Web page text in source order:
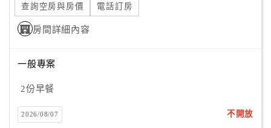
上
客
服
利
查
詢
查詢空房與房價 電話訂房
房間詳細內容
一般專案
2份早餐
2026/08/07 不開放